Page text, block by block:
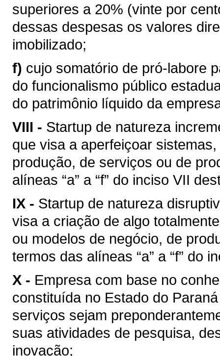
superiores a 20% (vinte por
dessas despesas os valores
imobilizado;
f) cujo somatório de pró-labore
do funcionalismo público
do patrimônio líquido da
VIII - Startup de natureza
que visa a aperfeiçoar
produção, de serviços ou de
alíneas “a” a “f” do inciso VII
IX - Startup de natureza
visa a criação de algo
ou modelos de negócio, de
termos das alíneas “a” a “f” do
X - Empresa com base no
constituída no Estado do
serviços sejam
suas atividades de pesquisa,
inovação;